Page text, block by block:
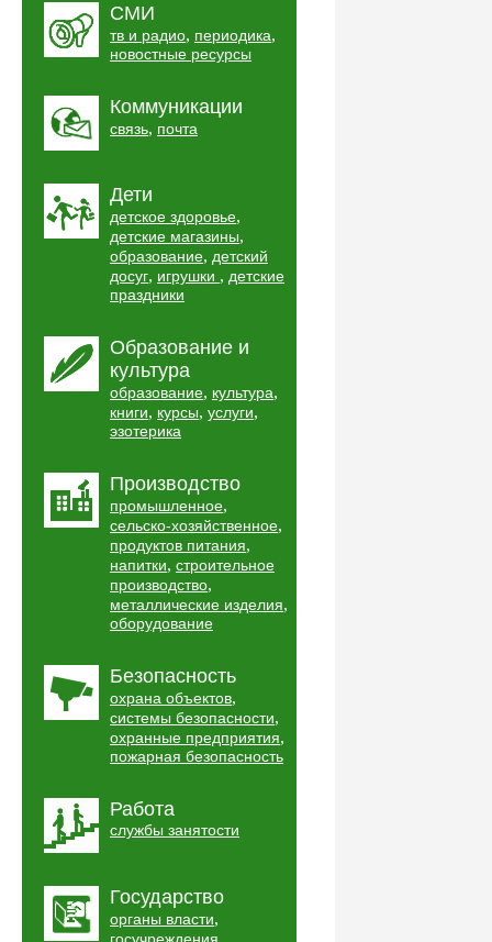
СМИ
тв и радио, периодика,
новостные ресурсы
Коммуникации
связь, почта
Дети
детское здоровье,
детские магазины,
образование, детский
досуг, игрушки , детские
праздники
Образование и
культура
образование, культура,
книги, курсы, услуги,
эзотерика
Производство
промышленное,
сельско-хозяйственное,
продуктов питания,
напитки, строительное
производство,
металлические изделия,
оборудование
Безопасность
охрана объектов,
системы безопасности,
охранные предприятия,
пожарная безопасность
Работа
службы занятости
Государство
органы власти,